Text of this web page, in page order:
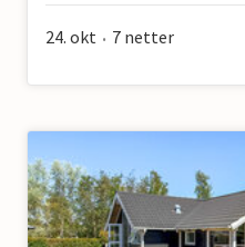
24. okt • 7 netter